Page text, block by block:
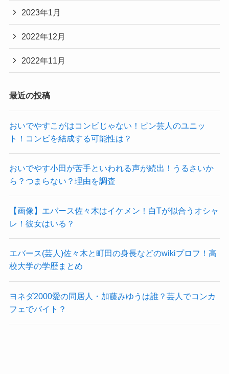
2023年1月
2022年12月
2022年11月
最近の投稿
おいでやすこがはコンビじゃない！ピン芸人のユニッ
ト！コンビを結成する可能性は？
おいでやす小田が苦手といわれる声が続出！うるさいか
ら？つまらない？理由を調査
【画像】エバース佐々木はイケメン！白Tが似合うオシャ
レ！彼女はいる？
エバース(芸人)佐々木と町田の身長などのwikiプロフ！高
校大学の学歴まとめ
ヨネダ2000愛の同居人・加藤みゆうは誰？芸人でコンカ
フェでバイト？